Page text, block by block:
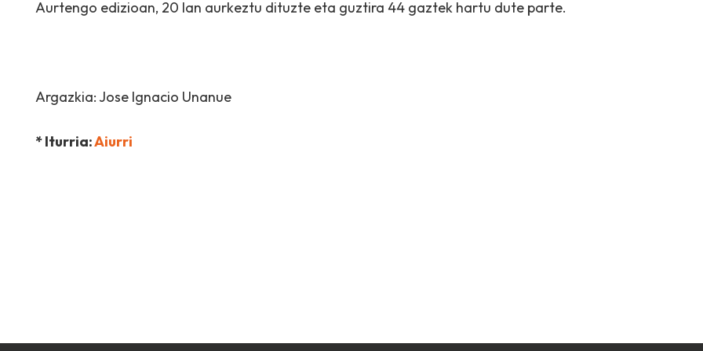
Aurtengo edizioan, 20 lan aurkeztu dituzte eta guztira 44 gaztek hartu dute parte.
Argazkia: Jose Ignacio Unanue
* Iturria:Aiurri